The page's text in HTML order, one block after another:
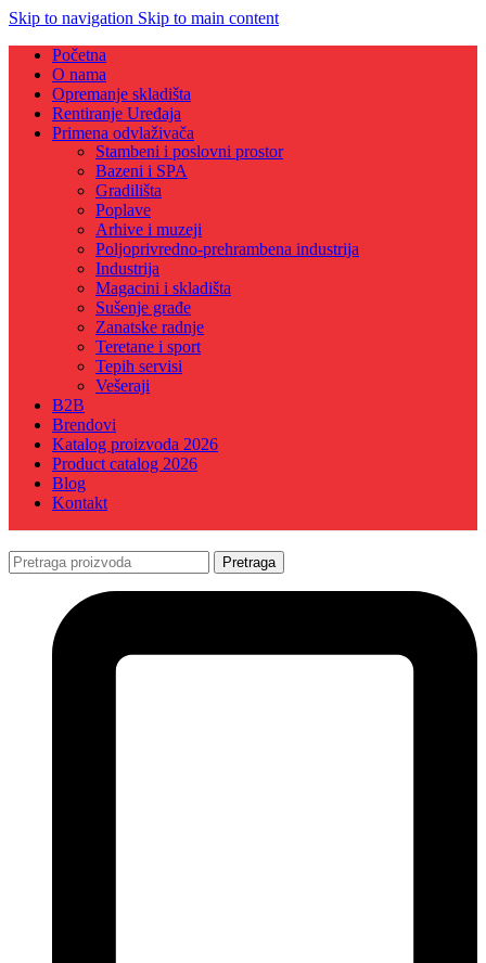
Skip to navigation Skip to main content
Početna
O nama
Opremanje skladišta
Rentiranje Uređaja
Primena odvlaživača
Stambeni i poslovni prostor
Bazeni i SPA
Gradilišta
Poplave
Arhive i muzeji
Poljoprivredno-prehrambena industrija
Industrija
Magacini i skladišta
Sušenje građe
Zanatske radnje
Teretane i sport
Tepih servisi
Vešeraji
B2B
Brendovi
Katalog proizvoda 2026
Product catalog 2026
Blog
Kontakt
Pretraga